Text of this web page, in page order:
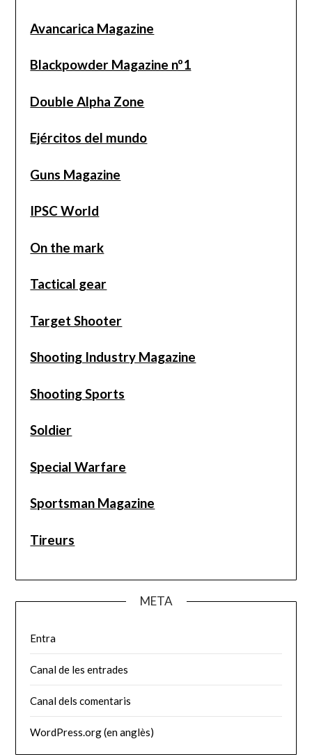
Avancarica Magazine
Blackpowder Magazine nº1
Double Alpha Zone
Ejércitos del mundo
Guns Magazine
IPSC World
On the mark
Tactical gear
Target Shooter
Shooting Industry Magazine
Shooting Sports
Soldier
Special Warfare
Sportsman Magazine
Tireurs
META
Entra
Canal de les entrades
Canal dels comentaris
WordPress.org (en anglès)